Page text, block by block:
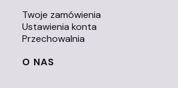
Twoje zamówienia
Ustawienia konta
Przechowalnia
O NAS